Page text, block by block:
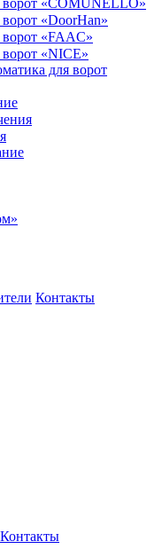
«COMUNELLO»
«DoorHan»
«FAAC»
«NICE»
для ворот
Контакты
Контакты